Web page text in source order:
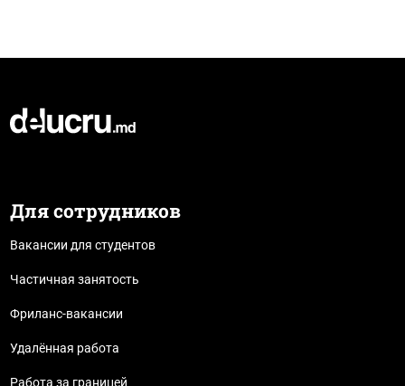
Для сотрудников
Вакансии для студентов
Частичная занятость
Фриланс-вакансии
Удалённая работа
Работа за границей